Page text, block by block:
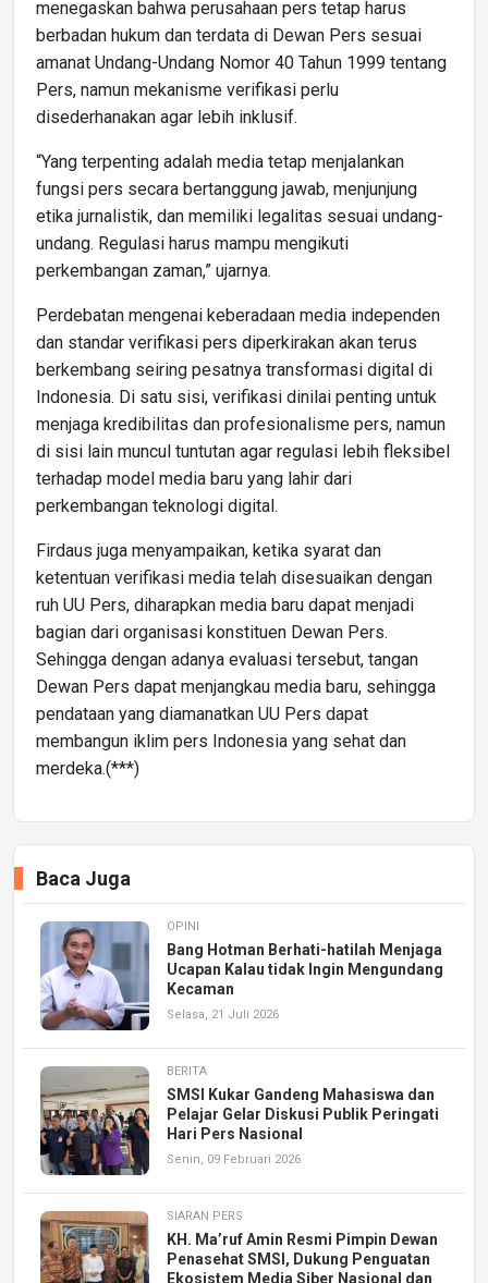
menegaskan bahwa perusahaan pers tetap harus
berbadan hukum dan terdata di Dewan Pers sesuai
amanat Undang-Undang Nomor 40 Tahun 1999 tentang
Pers, namun mekanisme verifikasi perlu
disederhanakan agar lebih inklusif.
“Yang terpenting adalah media tetap menjalankan
fungsi pers secara bertanggung jawab, menjunjung
etika jurnalistik, dan memiliki legalitas sesuai undang-
undang. Regulasi harus mampu mengikuti
perkembangan zaman,” ujarnya.
Perdebatan mengenai keberadaan media independen
dan standar verifikasi pers diperkirakan akan terus
berkembang seiring pesatnya transformasi digital di
Indonesia. Di satu sisi, verifikasi dinilai penting untuk
menjaga kredibilitas dan profesionalisme pers, namun
di sisi lain muncul tuntutan agar regulasi lebih fleksibel
terhadap model media baru yang lahir dari
perkembangan teknologi digital.
Firdaus juga menyampaikan, ketika syarat dan
ketentuan verifikasi media telah disesuaikan dengan
ruh UU Pers, diharapkan media baru dapat menjadi
bagian dari organisasi konstituen Dewan Pers.
Sehingga dengan adanya evaluasi tersebut, tangan
Dewan Pers dapat menjangkau media baru, sehingga
pendataan yang diamanatkan UU Pers dapat
membangun iklim pers Indonesia yang sehat dan
merdeka.(***)
Baca Juga
OPINI
Bang Hotman Berhati-hatilah Menjaga
Ucapan Kalau tidak Ingin Mengundang
Kecaman
Selasa, 21 Juli 2026
BERITA
SMSI Kukar Gandeng Mahasiswa dan
Pelajar Gelar Diskusi Publik Peringati
Hari Pers Nasional
Senin, 09 Februari 2026
SIARAN PERS
KH. Ma’ruf Amin Resmi Pimpin Dewan
Penasehat SMSI, Dukung Penguatan
Ekosistem Media Siber Nasional dan